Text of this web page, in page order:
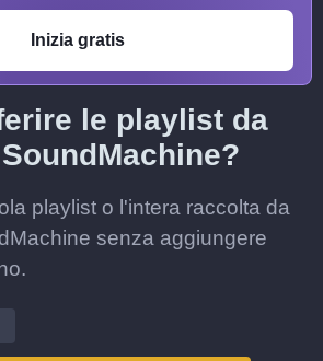
Inizia gratis
le playlist da
playlist o l'intera raccolta da
senza aggiungere